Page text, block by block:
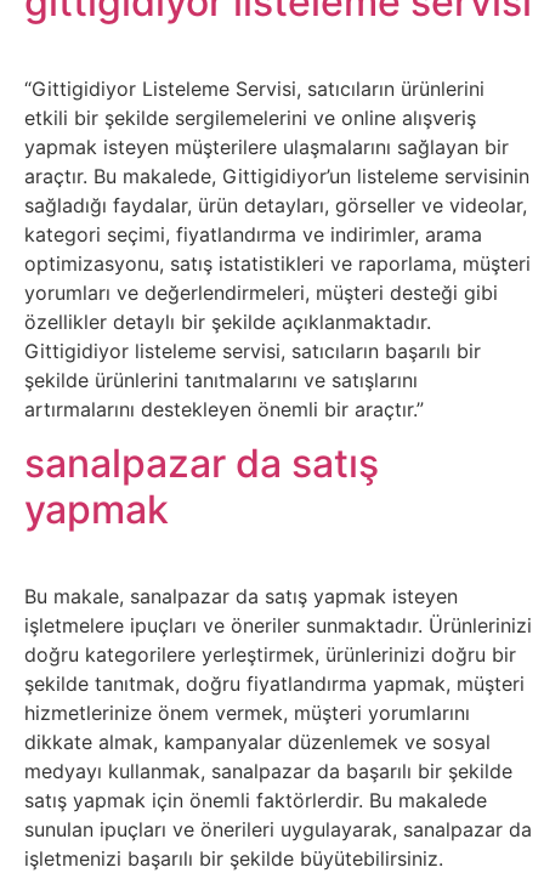
Güvenlik
Haber
Hayvanlar
Hobi
Hosting
Hukuk
İnstagram
İnternetten
Para
Kazanma
Kadın
Kim
“Gittigidiyor Listeleme Servisi, satıcıların ürünlerini
etkili bir şekilde sergilemelerini ve online alışveriş
yapmak isteyen müşterilere ulaşmalarını sağlayan bir
araçtır. Bu makalede, Gittigidiyor’un listeleme servisinin
sağladığı faydalar, ürün detayları, görseller ve videolar,
kategori seçimi, fiyatlandırma ve indirimler, arama
optimizasyonu, satış istatistikleri ve raporlama, müşteri
yorumları ve değerlendirmeleri, müşteri desteği gibi
özellikler detaylı bir şekilde açıklanmaktadır.
Gittigidiyor listeleme servisi, satıcıların başarılı bir
şekilde ürünlerini tanıtmalarını ve satışlarını
artırmalarını destekleyen önemli bir araçtır.”
sanalpazar da satış
yapmak
Bu makale, sanalpazar da satış yapmak isteyen
işletmelere ipuçları ve öneriler sunmaktadır. Ürünlerinizi
doğru kategorilere yerleştirmek, ürünlerinizi doğru bir
şekilde tanıtmak, doğru fiyatlandırma yapmak, müşteri
hizmetlerinize önem vermek, müşteri yorumlarını
dikkate almak, kampanyalar düzenlemek ve sosyal
medyayı kullanmak, sanalpazar da başarılı bir şekilde
satış yapmak için önemli faktörlerdir. Bu makalede
sunulan ipuçları ve önerileri uygulayarak, sanalpazar da
işletmenizi başarılı bir şekilde büyütebilirsiniz.